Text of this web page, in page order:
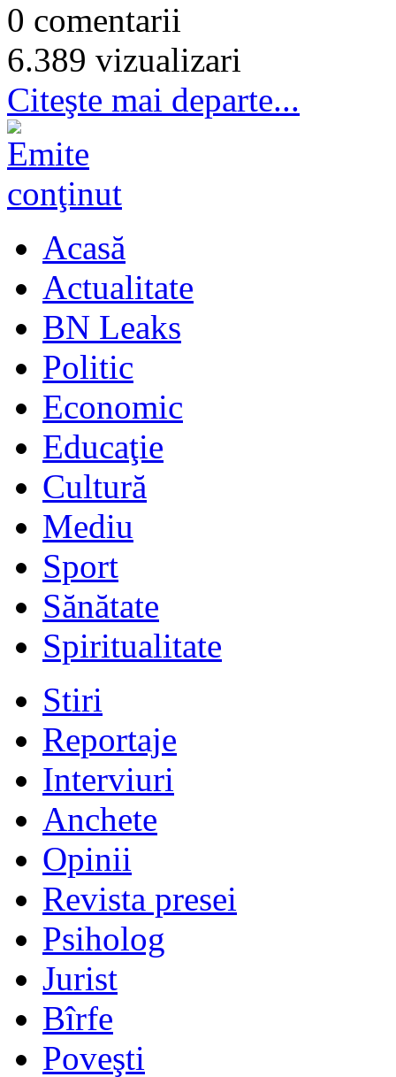
0 comentarii
6.389 vizualizari
Citeşte mai departe...
Acasă
Actualitate
BN Leaks
Politic
Economic
Educaţie
Cultură
Mediu
Sport
Sănătate
Spiritualitate
Stiri
Reportaje
Interviuri
Anchete
Opinii
Revista presei
Psiholog
Jurist
Bîrfe
Poveşti